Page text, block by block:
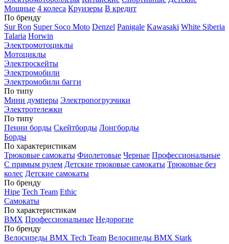
Мощные 4 колеса Круизеры В кредит
По бренду
Sur Ron Super Soco Moto Denzel Panigale Kawasaki White Siberia
Talaria Horwin
Электромотоциклы
Мотоциклы
Электроскейты
Электромобили
Электромобили багги
По типу
Мини думперы Электропогрузчики
Электротележки
По типу
Пенни борды Скейтборды Лонгборды
Борды
По характеристикам
Трюковые самокаты Фиолетовые Черные Профессиональные
С прямым рулем Детские трюковые самокаты Трюковые без
колес Детские самокаты
По бренду
Hipe Tech Team Ethic
Самокаты
По характеристикам
BMX Профессиональные Недорогие
По бренду
Велосипеды BMX Tech Team Велосипеды BMX Stark